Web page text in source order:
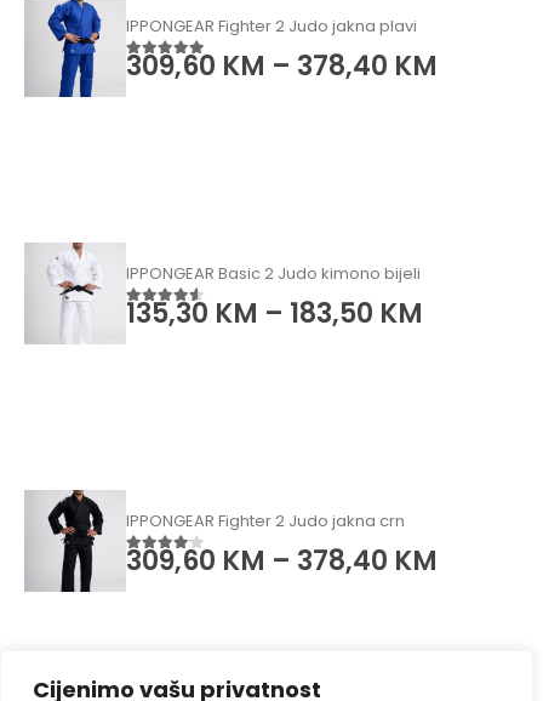
Cijenimo vašu privatnost
IPPONGEAR Fighter 2 Judo jakna plavi
5.00od 5
309,60 KM – 378,40 KM
IPPONGEAR Basic 2 Judo kimono bijeli
4.50od 5
135,30 KM – 183,50 KM
IPPONGEAR Fighter 2 Judo jakna crn
4.00od 5
309,60 KM – 378,40 KM